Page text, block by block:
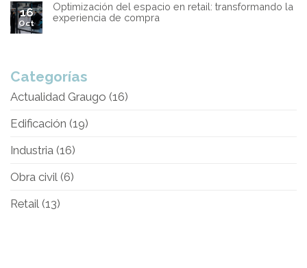
16
Oct
Optimización del espacio en retail: transformando la
experiencia de compra
Categorías
Actualidad Graugo (16)
Edificación (19)
Industria (16)
Obra civil (6)
Retail (13)